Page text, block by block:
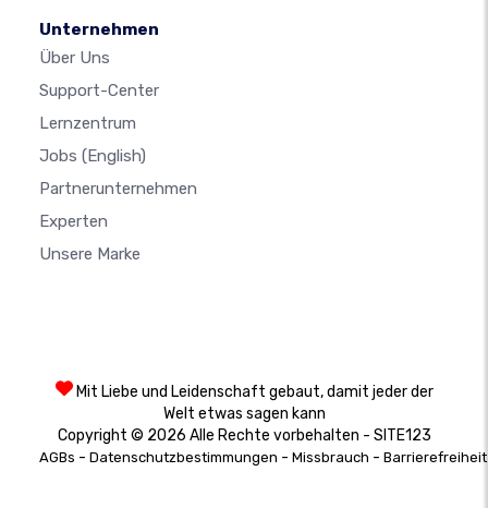
Unternehmen
Über Uns
Support-Center
Lernzentrum
Jobs (English)
Partnerunternehmen
Experten
Unsere Marke
Mit Liebe und Leidenschaft gebaut, damit jeder der
Welt etwas sagen kann
Copyright © 2026 Alle Rechte vorbehalten - SITE123
AGBs - Datenschutzbestimmungen - Missbrauch - Barrierefreiheit